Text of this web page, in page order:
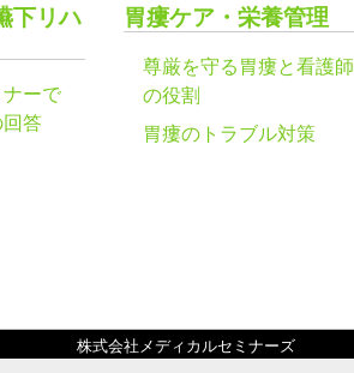
下リハ
ーで
答
胃瘻ケア・栄養管理
尊厳を守る胃瘻と看護師
の役割
胃瘻のトラブル対策
株式会社メディカルセミナーズ